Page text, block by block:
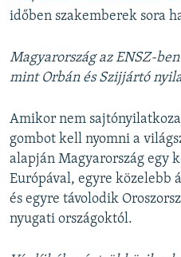
időben szakemberek sora
Magyarország az ENSZ-
mint Orbán és Szijjártó
Amikor nem
gombot kell nyomni a
alapján Magyarország egy
Európával, egyre közelebb
és egyre távolodik
nyugati országoktól.